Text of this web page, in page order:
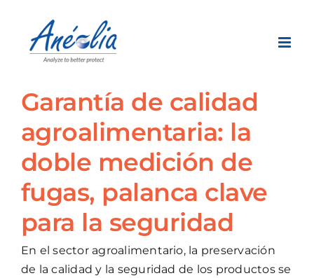
content
Garantía de calidad
agroalimentaria: la
doble medición de
fugas, palanca clave
para la seguridad
En el sector agroalimentario, la preservación
de la calidad y la seguridad de los productos se